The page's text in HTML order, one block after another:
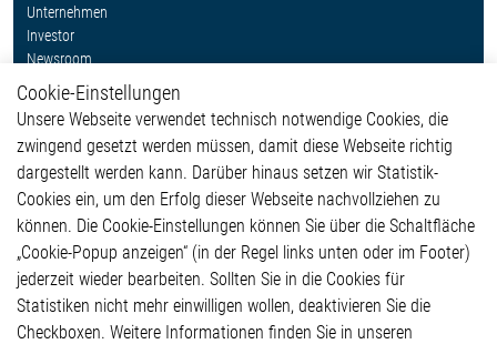
Unternehmen
Investor
Newsroom
Weitere Links
Glossar
Kontakt
Hinweisgeberschutzsystem
Impressum
Datenschutzerklärung
Cookie-Popup anzeigen
Cookie-Einstellungen
Unsere Webseite verwendet technisch notwendige Cookies, die
zwingend gesetzt werden müssen, damit diese Webseite richtig
dargestellt werden kann. Darüber hinaus setzen wir Statistik-
Cookies ein, um den Erfolg dieser Webseite nachvollziehen zu
können. Die Cookie-Einstellungen können Sie über die Schaltfläche
„Cookie-Popup anzeigen“ (in der Regel links unten oder im Footer)
jederzeit wieder bearbeiten. Sollten Sie in die Cookies für
Statistiken nicht mehr einwilligen wollen, deaktivieren Sie die
Checkboxen. Weitere Informationen finden Sie in unseren